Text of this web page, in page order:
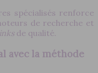
spécialisés renforce
de recherche et
de qualité.
avec la méthode